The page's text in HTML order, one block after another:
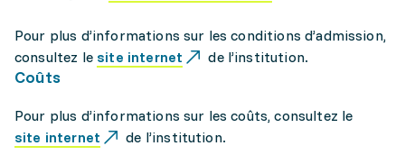
Pour plus d’informations sur les conditions d’admission,
consultez le site internet de l’institution.
Coûts
Pour plus d’informations sur les coûts, consultez le
site internet
de l’institution.